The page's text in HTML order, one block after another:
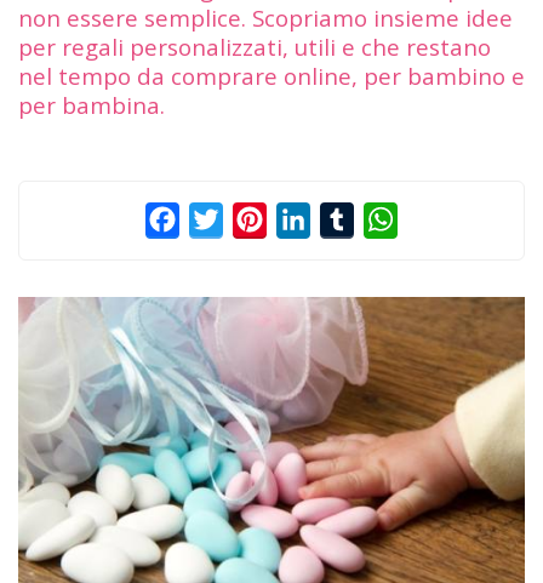
non essere semplice. Scopriamo insieme idee
per regali personalizzati, utili e che restano
nel tempo da comprare online, per bambino e
per bambina.
FacebookTwitterPinterestLinkedInTumblr